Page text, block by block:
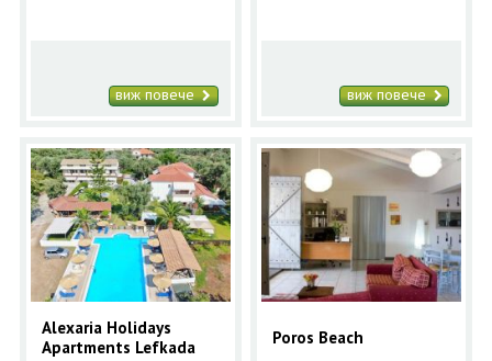
виж повече виж повече
Alexaria Holidays
Apartments Lefkada
Poros Beach